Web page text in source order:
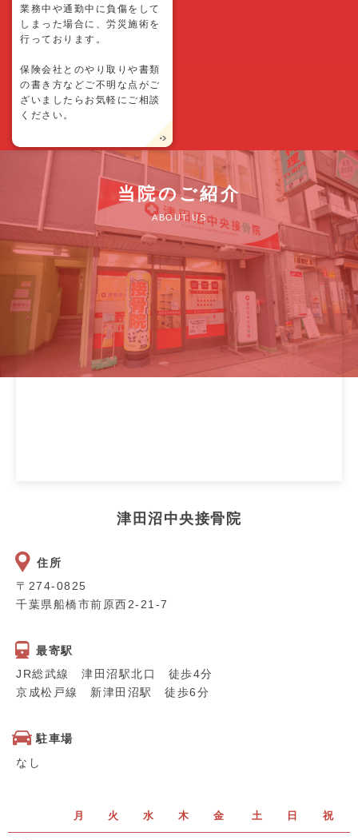
業務中や通勤中に負傷をして
しまった場合に、労災施術を
行っております。
保険会社とのやり取りや書類
の書き方などご不明な点がご
ざいましたらお気軽にご相談
ください。
当院のご紹介
ABOUT US
津田沼中央接骨院
住所
〒274-0825
千葉県船橋市前原西2-21-7
最寄駅
JR総武線 津田沼駅北口 徒歩4分
京成松戸線 新津田沼駅 徒歩6分
駐車場
なし
月 火 水 木 金 土 日 祝